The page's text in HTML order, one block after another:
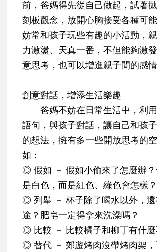
前，爸媽得先從自己做起，試著
刻板觀念，放開心胸接受各種可
妨常和孩子玩些有趣的小活動，
力激盪、天真一番，不但能夠激
意思考，也可以增進親子間的感情
創意對話，增添生活樂趣
爸媽不妨在日常生活中，利
語句，與孩子對話，讓自己和孩
的想法，擁有多一些開放思考的
如：
◎ 假如 － 假如小偷來了怎麼辦
是白色，而是紅色、綠色會怎樣？
◎ 列舉 － 杯子除了喝水以外，
途？肥皂一定得拿來洗澡嗎？
◎ 比較 － 比較橘子和柳丁有什麼
◎ 替代 － 郊遊烤肉沒帶烤肉架